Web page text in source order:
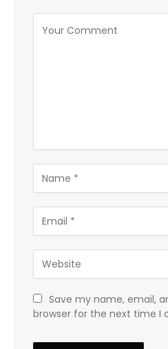
Save my name, email,
browser for the next time I